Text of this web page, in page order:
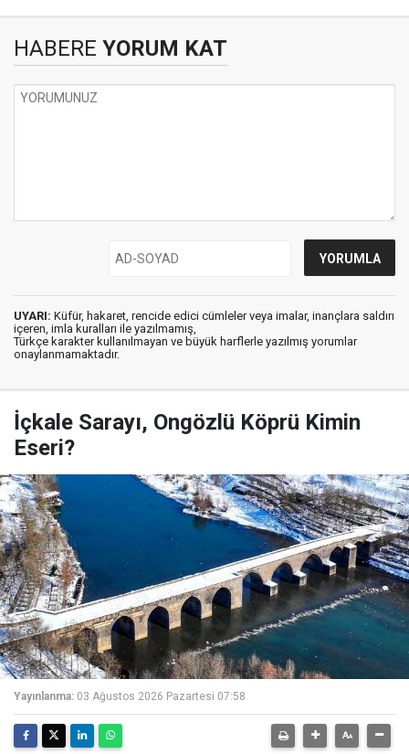
HABERE YORUM KAT
UYARI: Küfür, hakaret, rencide edici cümleler veya imalar, inançlara saldırı
içeren, imla kuralları ile yazılmamış,
Türkçe karakter kullanılmayan ve büyük harflerle yazılmış yorumlar
onaylanmamaktadır.
İçkale Sarayı, Ongözlü Köprü Kimin
Eseri?
Yayınlanma: 03 Ağustos 2026 Pazartesi 07:58